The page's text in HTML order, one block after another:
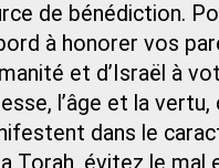
de bénédiction.
à honorer vos
et d’Israël à
l’âge et la
dans le